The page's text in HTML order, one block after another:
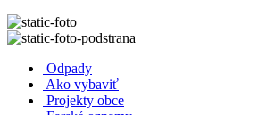
Odpady
Ako vybaviť
Projekty obce